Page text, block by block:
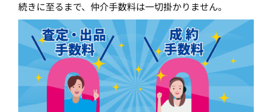
続きに至るまで、仲介手数料は一切掛かりません。